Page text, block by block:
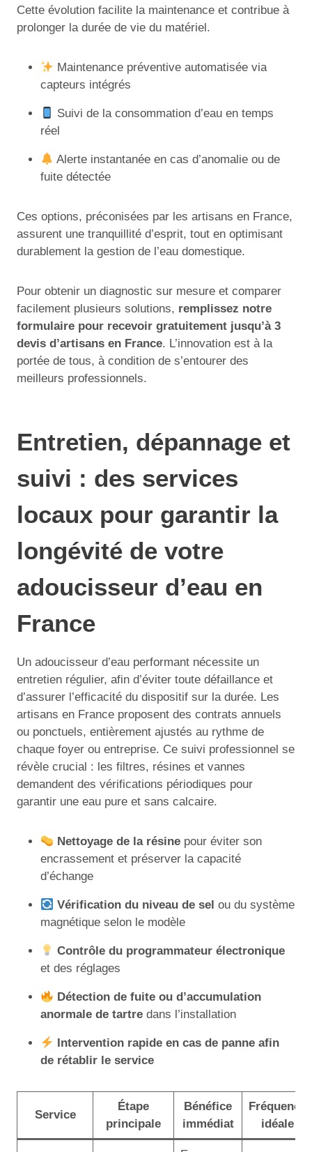
Cette évolution facilite la maintenance et contribue à
prolonger la durée de vie du matériel.
Maintenance préventive automatisée via
capteurs intégrés
Suivi de la consommation d’eau en temps
réel
Alerte instantanée en cas d’anomalie ou de
fuite détectée
Ces options, préconisées par les artisans en France,
assurent une tranquillité d’esprit, tout en optimisant
durablement la gestion de l’eau domestique.
Pour obtenir un diagnostic sur mesure et comparer
facilement plusieurs solutions, remplissez notre
formulaire pour recevoir gratuitement jusqu’à 3
devis d’artisans en France. L’innovation est à la
portée de tous, à condition de s’entourer des
meilleurs professionnels.
Entretien, dépannage et
suivi : des services
locaux pour garantir la
longévité de votre
adoucisseur d’eau en
France
Un adoucisseur d’eau performant nécessite un
entretien régulier, afin d’éviter toute défaillance et
d’assurer l’efficacité du dispositif sur la durée. Les
artisans en France proposent des contrats annuels
ou ponctuels, entièrement ajustés au rythme de
chaque foyer ou entreprise. Ce suivi professionnel se
révèle crucial : les filtres, résines et vannes
demandent des vérifications périodiques pour
garantir une eau pure et sans calcaire.
Nettoyage de la résine pour éviter son
encrassement et préserver la capacité
d’échange
Vérification du niveau de sel ou du système
magnétique selon le modèle
Contrôle du programmateur électronique
et des réglages
Détection de fuite ou d’accumulation
anormale de tartre dans l’installation
Intervention rapide en cas de panne afin
de rétablir le service
Service
Étape
principale
Bénéfice
immédiat
Fréquence
idéale